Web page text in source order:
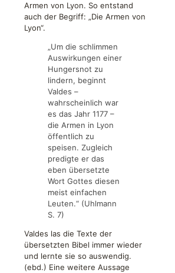
Armen von Lyon. So entstand
auch der Begriff: „Die Armen von
Lyon“.
„Um die schlimmen
Auswirkungen einer
Hungersnot zu
lindern, beginnt
Valdes –
wahrscheinlich war
es das Jahr 1177 –
die Armen in Lyon
öffentlich zu
speisen. Zugleich
predigte er das
eben übersetzte
Wort Gottes diesen
meist einfachen
Leuten.“ (Uhlmann
S. 7)
Valdes las die Texte der
übersetzten Bibel immer wieder
und lernte sie so auswendig.
(ebd.) Eine weitere Aussage